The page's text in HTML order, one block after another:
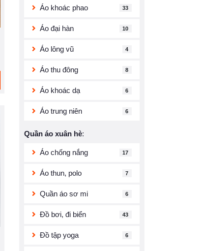
Áo khoác phao 33
Áo đại hàn 10
Áo lông vũ 4
Áo thu đông 8
Áo khoác dạ 6
Áo trung niên 6
Quần áo xuân hè:
Áo chống nắng 17
Áo thun, polo 7
Quần áo sơ mi 6
Đồ bơi, đi biển 43
Đồ tập yoga 6